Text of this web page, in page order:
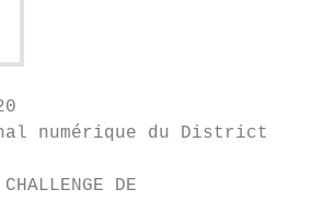
numérique du District
DE